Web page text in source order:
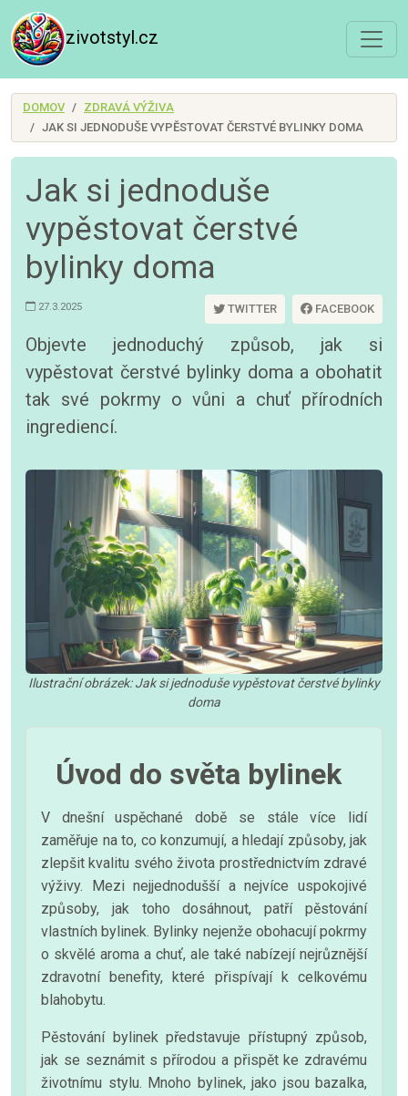
zivotstyl.cz
DOMOV
ZDRAVÁ VÝŽIVA
JAK SI JEDNODUŠE VYPĚSTOVAT ČERSTVÉ BYLINKY DOMA
Jak si jednoduše
vypěstovat čerstvé
bylinky doma
27.3.2025 TWITTER FACEBOOK
Objevte jednoduchý způsob, jak si
vypěstovat čerstvé bylinky doma a obohatit
tak své pokrmy o vůni a chuť přírodních
ingrediencí.
Ilustrační obrázek: Jak si jednoduše vypěstovat čerstvé bylinky
doma
Úvod do světa bylinek
V dnešní uspěchané době se stále více lidí
zaměřuje na to, co konzumují, a hledají způsoby, jak
zlepšit kvalitu svého života prostřednictvím zdravé
výživy. Mezi nejjednodušší a nejvíce uspokojivé
způsoby, jak toho dosáhnout, patří pěstování
vlastních bylinek. Bylinky nejenže obohacují pokrmy
o skvělé aroma a chuť, ale také nabízejí nejrůznější
zdravotní benefity, které přispívají k celkovému
blahobytu.
Pěstování bylinek představuje přístupný způsob,
jak se seznámit s přírodou a přispět ke zdravému
životnímu stylu. Mnoho bylinek, jako jsou bazalka,